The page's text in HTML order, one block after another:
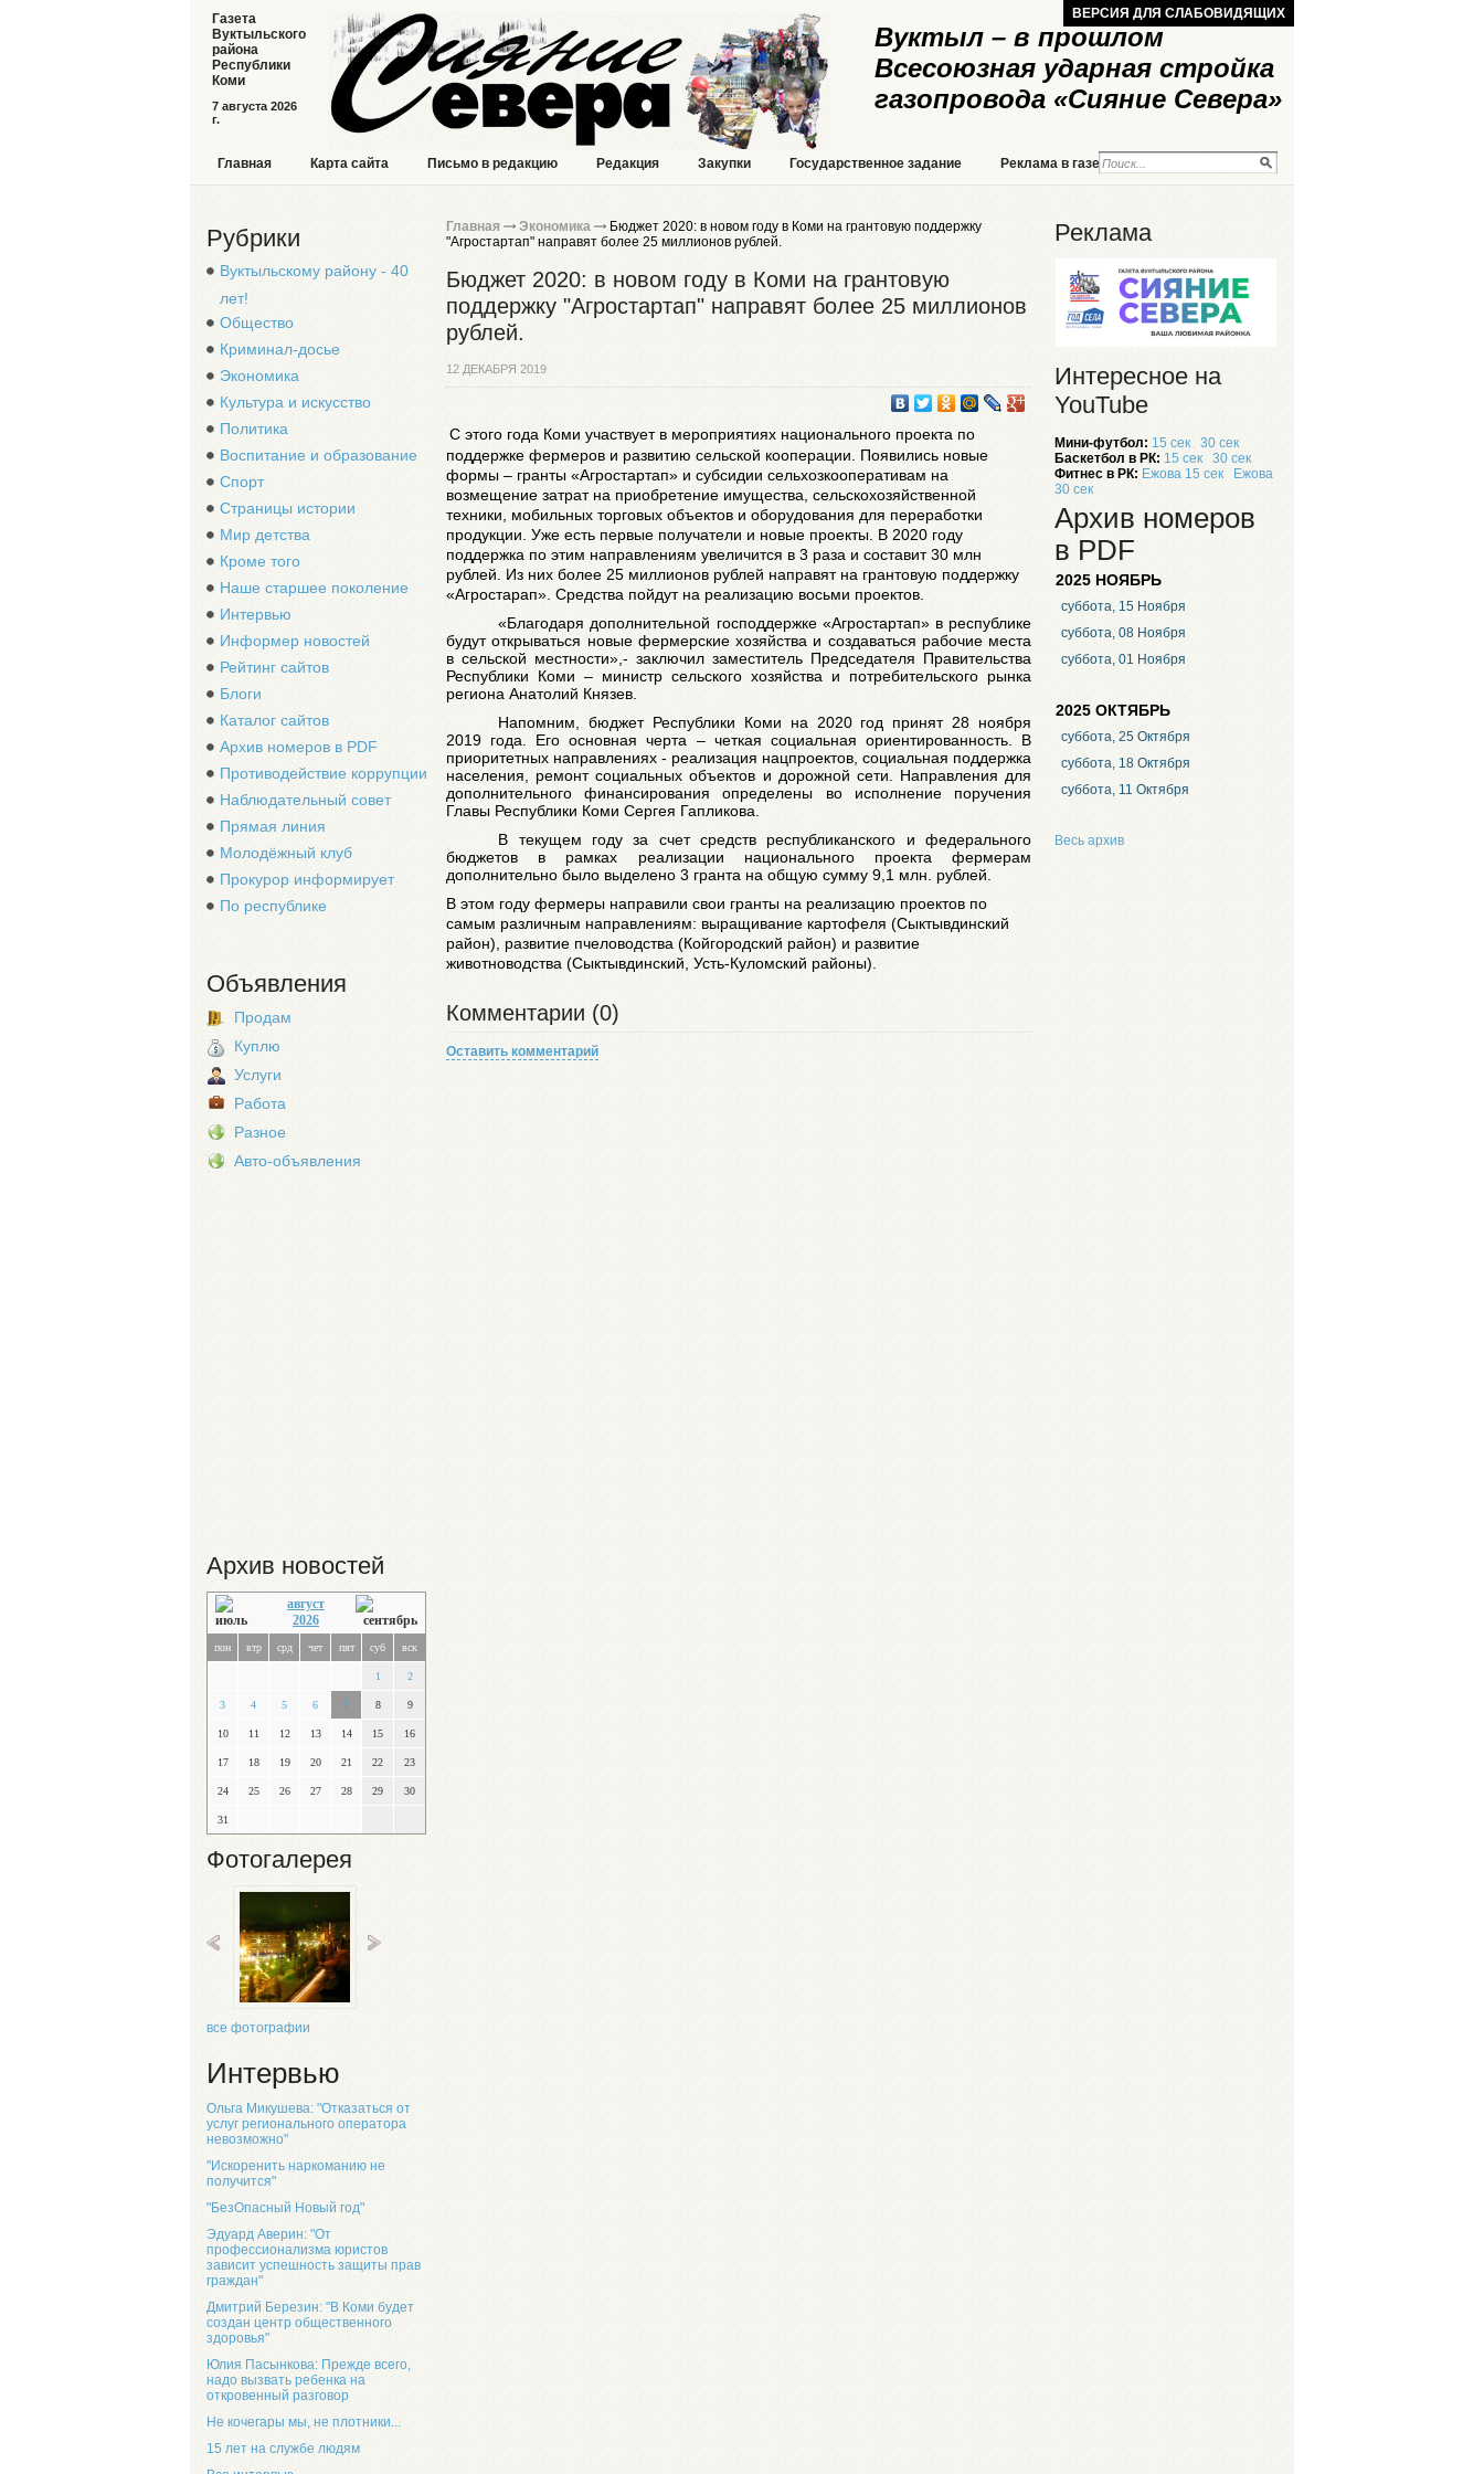
Вуктыл – в прошлом
Всесоюзная ударная стройка
газопровода «Сияние Севера»
7 августа 2026
г.
Газета
Вуктыльского
района
Республики
Коми
ВЕРСИЯ ДЛЯ СЛАБОВИДЯЩИХ
Главная Карта сайта Письмо в редакцию Редакция Закупки Государственное задание Реклама в газете Реклама на сайте
Рубрики
Вуктыльскому району - 40
лет!
Общество
Криминал-досье
Экономика
Культура и искусство
Политика
Воспитание и образование
Спорт
Страницы истории
Мир детства
Кроме того
Наше старшее поколение
Интервью
Информер новостей
Рейтинг сайтов
Блоги
Каталог сайтов
Архив номеров в PDF
Противодействие коррупции
Наблюдательный совет
Прямая линия
Молодёжный клуб
Прокурор информирует
По республике
Объявления
Продам
Куплю
Услуги
Работа
Разное
Авто-объявления
Архив новостей
август
2026
пон втр срд чет пят суб вск
1 2
3 4 5 6 7 8 9
10 11 12 13 14 15 16
17 18 19 20 21 22 23
24 25 26 27 28 29 30
31
Фотогалерея
все фотографии
Интервью
Ольга Микушева: "Отказаться от
услуг регионального оператора
невозможно"
"Искоренить наркоманию не
получится"
"БезОпасный Новый год"
Эдуард Аверин: "От
профессионализма юристов
зависит успешность защиты прав
граждан"
Дмитрий Березин: "В Коми будет
создан центр общественного
здоровья"
Юлия Пасынкова: Прежде всего,
надо вызвать ребенка на
откровенный разговор
Не кочегары мы, не плотники...
15 лет на службе людям
Главная Экономика
Бюджет 2020: в новом году в Коми на грантовую поддержку
"Агростартап" направят более 25 миллионов рублей.
Бюджет 2020: в новом году в Коми на грантовую
поддержку "Агростартап" направят более 25 миллионов
рублей.
12 ДЕКАБРЯ 2019
С этого года Коми участвует в мероприятиях национального проекта по
поддержке фермеров и развитию сельской кооперации. Появились новые
формы – гранты «Агростартап» и субсидии сельхозкооперативам на
возмещение затрат на приобретение имущества, сельскохозяйственной
техники, мобильных торговых объектов и оборудования для переработки
продукции. Уже есть первые получатели и новые проекты. В 2020 году
поддержка по этим направлениям увеличится в 3 раза и составит 30 млн
рублей. Из них более 25 миллионов рублей направят на грантовую поддержку
«Агростарап». Средства пойдут на реализацию восьми проектов.
«Благодаря дополнительной господдержке «Агростартап» в республике
будут открываться новые фермерские хозяйства и создаваться рабочие места
в сельской местности»,- заключил заместитель Председателя Правительства
Республики Коми – министр сельского хозяйства и потребительского рынка
региона Анатолий Князев.
Напомним, бюджет Республики Коми на 2020 год принят 28 ноября
2019 года. Его основная черта – четкая социальная ориентированность. В
приоритетных направлениях - реализация нацпроектов, социальная поддержка
населения, ремонт социальных объектов и дорожной сети. Направления для
дополнительного финансирования определены во исполнение поручения
Главы Республики Коми Сергея Гапликова.
В текущем году за счет средств республиканского и федерального
бюджетов в рамках реализации национального проекта фермерам
дополнительно было выделено 3 гранта на общую сумму 9,1 млн. рублей.
В этом году фермеры направили свои гранты на реализацию проектов по
самым различным направлениям: выращивание картофеля (Сыктывдинский
район), развитие пчеловодства (Койгородский район) и развитие
животноводства (Сыктывдинский, Усть-Куломский районы).
Комментарии (0)
Оставить комментарий
Реклама
Интересное на
YouTube
Мини-футбол: 15 сек
30 сек
Баскетбол в РК: 15 сек
30 сек
Фитнес в РК: Ежова 15 сек
Ежова
30 сек
Архив номеров
в PDF
2025 НОЯБРЬ
суббота, 15 Ноября
суббота, 08 Ноября
суббота, 01 Ноября
2025 ОКТЯБРЬ
суббота, 25 Октября
суббота, 18 Октября
суббота, 11 Октября
Весь архив